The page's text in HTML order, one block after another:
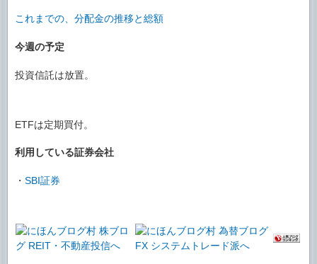
これまでの、分配金の推移と総額
今週の予定
投資信託は放置。
ETFは定期買付。
利用している証券会社
・ SBI証券